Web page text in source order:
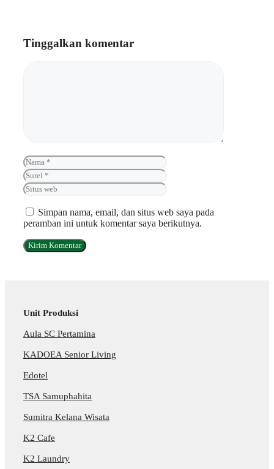
Tinggalkan komentar
Nama
Simpan nama, email, dan situs web saya pada
peramban ini untuk komentar saya berikutnya.
Unit Produksi
Aula SC Pertamina
KADOEA Senior Living
Edotel
TSA Samuphahita
Sumitra Kelana Wisata
K2 Cafe
K2 Laundry